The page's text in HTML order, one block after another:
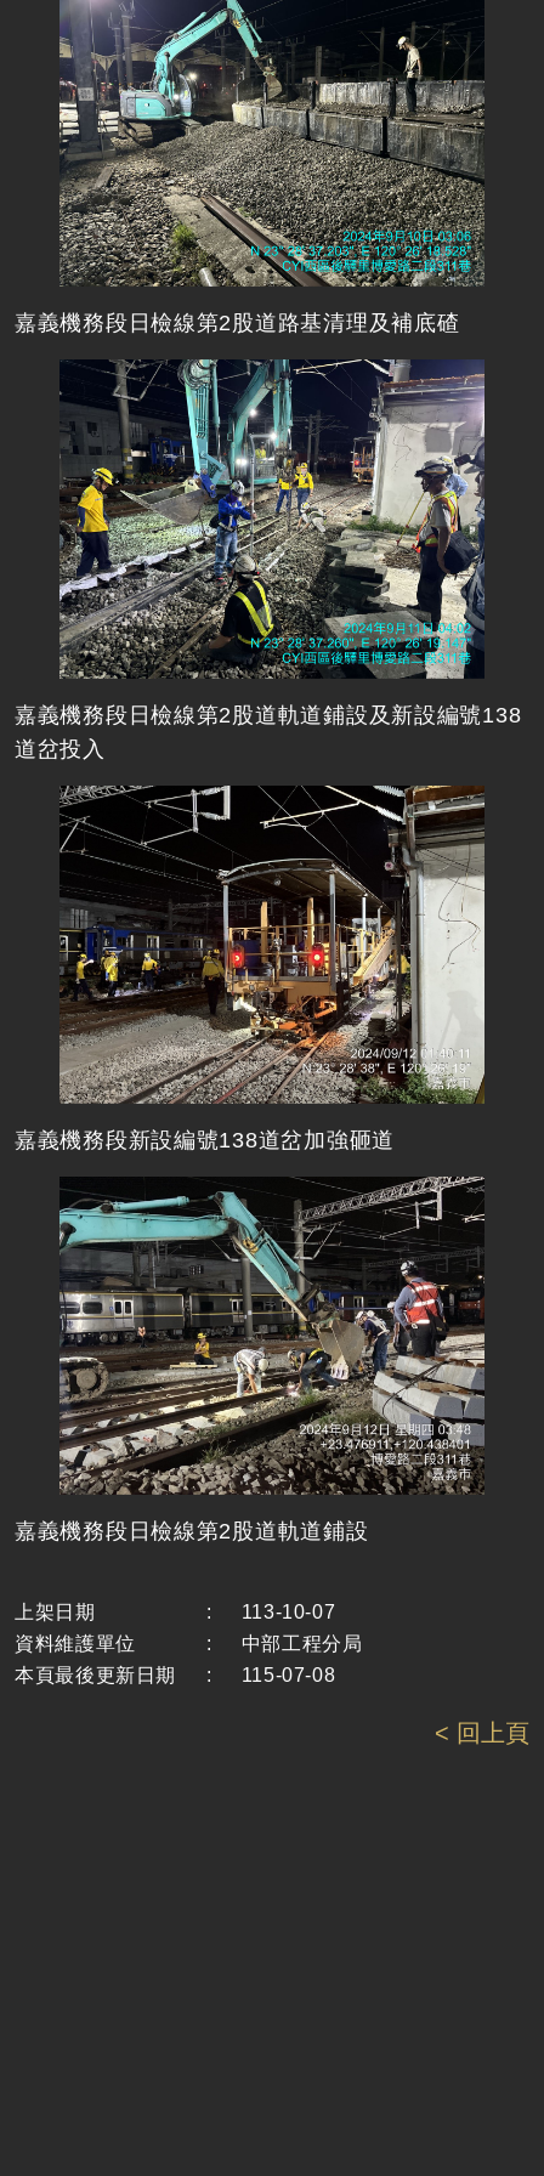
嘉義機務段日檢線第2股道路基清理及補底碴
嘉義機務段日檢線第2股道軌道鋪設及新設編號138
道岔投入
嘉義機務段新設編號138道岔加強砸道
嘉義機務段日檢線第2股道軌道鋪設
上架日期 :
113-10-07
資料維護單位
:
中部工程分局
本頁最後更新日期
: 115-07-08
< 回上頁